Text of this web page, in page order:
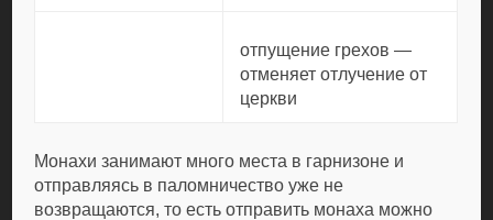
отпущение грехов —
отменяет отлучение от
церкви
Монахи занимают много места в гарнизоне и
отправляясь в паломничество уже не
возвращаются, то есть отправить монаха можно